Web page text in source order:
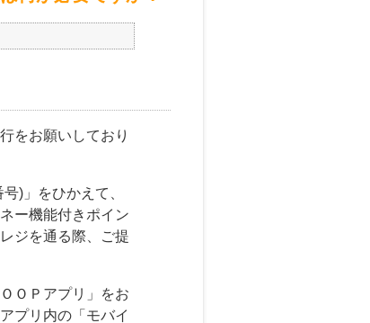
をお願いしており
)」をひかえて、
ー機能付きポイン
ジを通る際、ご提
ＯＰアプリ」をお
プリ内の「モバイ